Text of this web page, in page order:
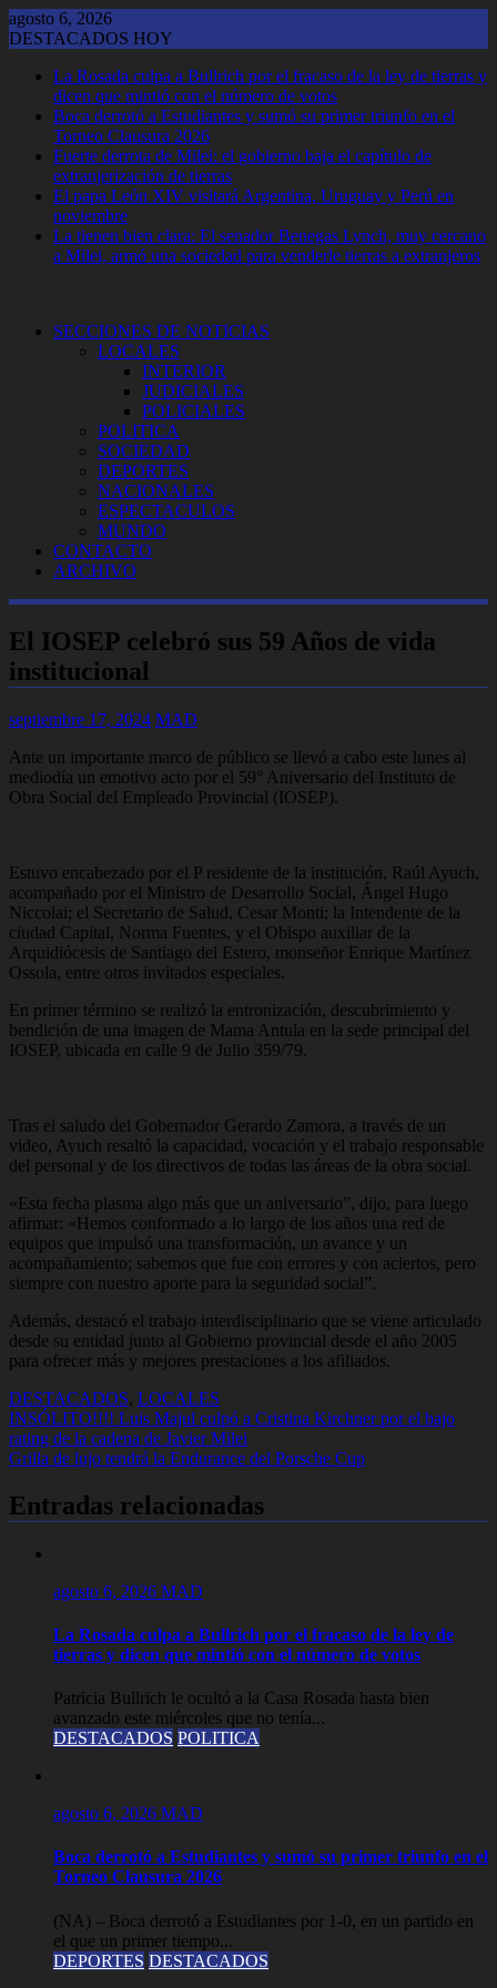
Saltar
al
agosto 6, 2026
DESTACADOS HOY
La Rosada culpa a Bullrich por el fracaso de la ley de tierras y
dicen que mintió con el número de votos
Boca derrotó a Estudiantes y sumó su primer triunfo en el
Torneo Clausura 2026
Fuerte derrota de Milei: el gobierno baja el capítulo de
extranjerización de tierras
El papa León XIV visitará Argentina, Uruguay y Perú en
noviembre
La tienen bien clara: El senador Benegas Lynch, muy cercano
a Milei, armó una sociedad para venderle tierras a extranjeros
SECCIONES DE NOTICIAS
LOCALES
INTERIOR
JUDICIALES
POLICIALES
POLITICA
SOCIEDAD
DEPORTES
NACIONALES
ESPECTACULOS
MUNDO
CONTACTO
ARCHIVO
El IOSEP celebró sus 59 Años de vida
institucional
septiembre 17, 2024 MAD
Ante un importante marco de público se llevó a cabo este lunes al
mediodía un emotivo acto por el 59° Aniversario del Instituto de
Obra Social del Empleado Provincial (IOSEP).
Estuvo encabezado por el P residente de la institución, Raúl Ayuch,
acompañado por el Ministro de Desarrollo Social, Ángel Hugo
Niccolai; el Secretario de Salud, Cesar Monti; la Intendente de la
ciudad Capital, Norma Fuentes, y el Obispo auxiliar de la
Arquidiócesis de Santiago del Estero, monseñor Enrique Martínez
Ossola, entre otros invitados especiales.
En primer término se realizó la entronización, descubrimiento y
bendición de una imagen de Mama Antula en la sede principal del
IOSEP, ubicada en calle 9 de Julio 359/79.
Tras el saludo del Gobernador Gerardo Zamora, a través de un
video, Ayuch resaltó la capacidad, vocación y el trabajo responsable
del personal y de los directivos de todas las áreas de la obra social.
«Esta fecha plasma algo más que un aniversario”, dijo, para luego
afirmar: «Hemos conformado a lo largo de los años una red de
equipos que impulsó una transformación, un avance y un
acompañamiento; sabemos que fue con errores y con aciertos, pero
siempre con nuestro aporte para la seguridad social”.
Además, destacó el trabajo interdisciplinario que se viene articulado
desde su entidad junto al Gobierno provincial desde el año 2005
para ofrecer más y mejores prestaciones a los afiliados.
DESTACADOS, LOCALES
Navegación
de
INSÓLITO!!!! Luis Majul culpó a Cristina Kirchner por el bajo
rating de la cadena de Javier Milei
Grilla de lujo tendrá la Endurance del Porsche Cup
Entradas relacionadas
agosto 6, 2026 MAD
La Rosada culpa a Bullrich por el fracaso de la ley de
tierras y dicen que mintió con el número de votos
Patricia Bullrich le ocultó a la Casa Rosada hasta bien
avanzado este miércoles que no tenía...
DESTACADOS POLITICA
agosto 6, 2026 MAD
Boca derrotó a Estudiantes y sumó su primer triunfo en el
Torneo Clausura 2026
(NA) – Boca derrotó a Estudiantes por 1-0, en un partido en
el que un primer tiempo...
DEPORTES DESTACADOS